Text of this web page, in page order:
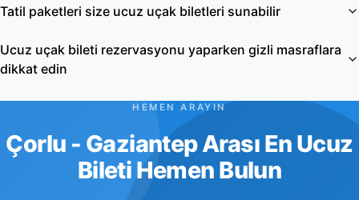
Tatil paketleri size ucuz uçak biletleri sunabilir
Ucuz uçak bileti rezervasyonu yaparken gizli masraflara
dikkat edin
HEMEN ARAYIN
Çorlu - Gaziantep Arası En Ucuz
Bileti Hemen Bulun